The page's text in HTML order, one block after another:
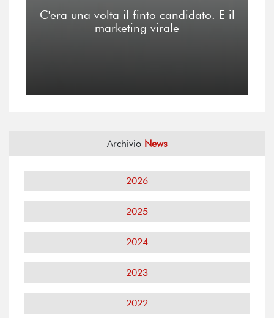
C'era una volta il finto candidato. E il
marketing virale
Archivio News
2026
2025
2024
2023
2022